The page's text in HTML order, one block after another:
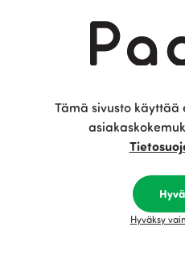
TORKKUPEITTO jacquard, Vanhakaupunki
Tämä sivusto
Hyväksy